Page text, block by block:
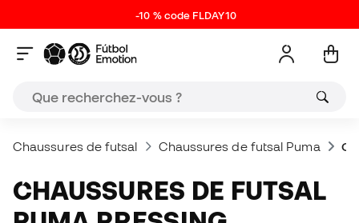
-10 % code FLDAY10
Chaussures de futsal Chaussures de futsal Puma
CHAUSSURES DE FUTSAL